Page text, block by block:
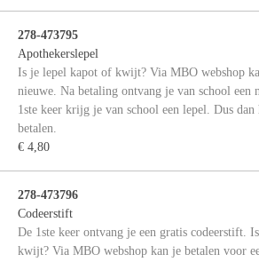
278-473795
Apothekerslepel
Is je lepel kapot of kwijt? Via MBO webshop
nieuwe. Na betaling ontvang je van school een
1ste keer krijg je van school een lepel. Dus
betalen.
€ 4,80
278-473796
Codeerstift
De 1ste keer ontvang je een gratis codeerstift.
kwijt? Via MBO webshop kan je betalen voor